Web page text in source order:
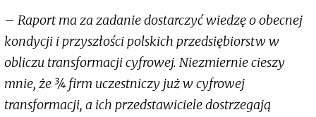
– Raport ma za zadanie dostarczyć wiedzę o obecnej
kondycji i przyszłości polskich przedsiębiorstw w
obliczu transformacji cyfrowej. Niezmiernie cieszy
mnie, że 3⁄4 firm uczestniczy już w cyfrowej
transformacji, a ich przedstawiciele dostrzegają